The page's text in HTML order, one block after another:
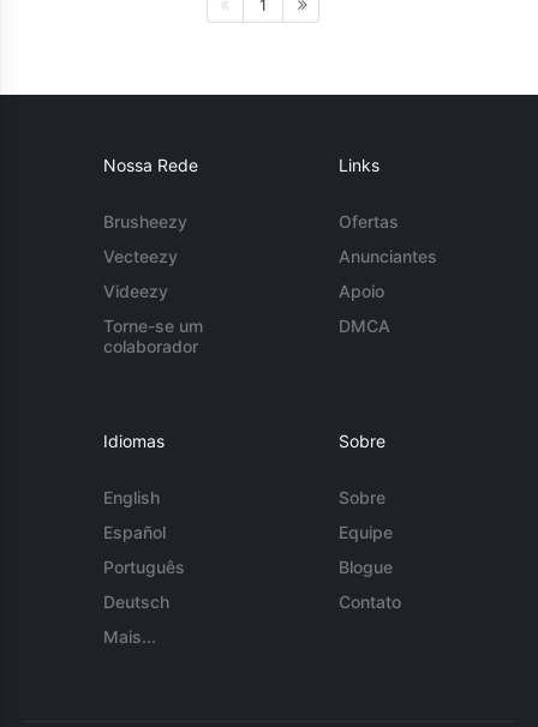
1
Nossa Rede
Brusheezy
Vecteezy
Videezy
Torne-se um
colaborador
Links
Ofertas
Anunciantes
Apoio
DMCA
Idiomas
English
Español
Português
Deutsch
Mais...
Sobre
Sobre
Equipe
Blogue
Contato